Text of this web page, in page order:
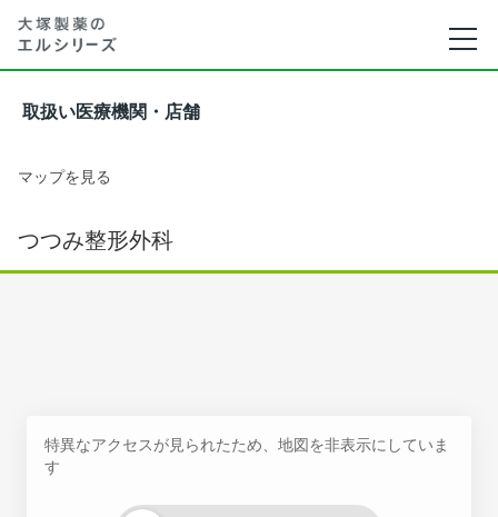
取扱い医療機関・店舗
マップを見る
つつみ整形外科
特異なアクセスが見られたため、地図を非表示にしていま
す